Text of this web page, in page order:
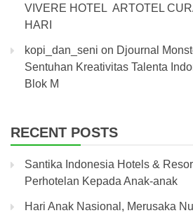
VIVERE HOTEL ARTOTEL
HARI
kopi_dan_seni on Djournal
Sentuhan Kreativitas Talenta
Blok M
RECENT POSTS
Santika Indonesia Hotels &
Perhotelan Kepada Anak-anak
Hari Anak Nasional, Merusaka